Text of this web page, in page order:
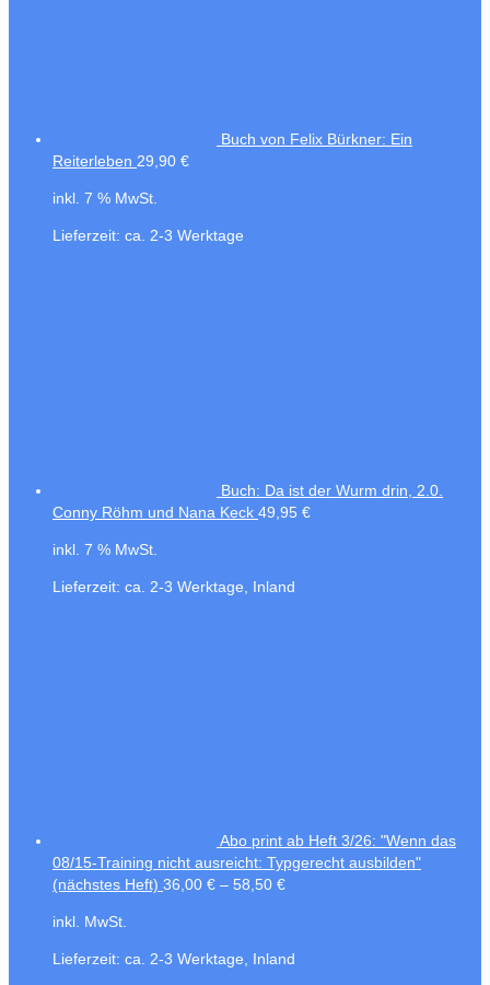
Buch von Felix Bürkner: Ein
Reiterleben 29,90 €
inkl. 7 % MwSt.
Lieferzeit: ca. 2-3 Werktage
Buch: Da ist der Wurm drin, 2.0.
Conny Röhm und Nana Keck 49,95 €
inkl. 7 % MwSt.
Lieferzeit: ca. 2-3 Werktage, Inland
Abo print ab Heft 3/26: "Wenn das
08/15-Training nicht ausreicht: Typgerecht ausbilden"
(nächstes Heft) 36,00 € – 58,50 €
inkl. MwSt.
Lieferzeit: ca. 2-3 Werktage, Inland